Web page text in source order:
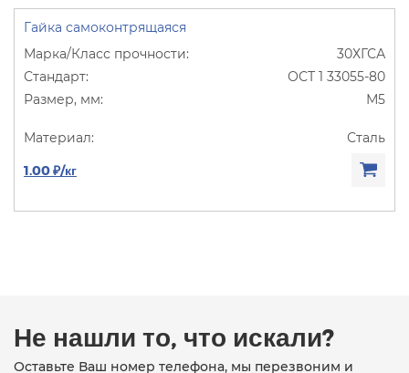
Гайка самоконтрящаяся
30ХГСА
ОСТ 1 33055-80
М5
Сталь
1.00 ₽/кг
Не нашли то, что искали?
Оставьте Ваш номер телефона, мы перезвоним и